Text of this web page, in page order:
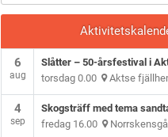
6
aug
Slåtter – 50-årsfestival i
torsdag 0.00 Aktse
4
sep
Skogsträff med tema
fredag 16.00